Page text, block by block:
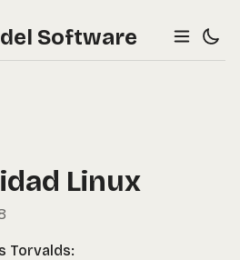
Software
Linux
Torvalds: